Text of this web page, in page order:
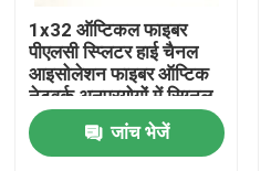
कारखाना भ्रमण
गुणवत्ता नियंत्रण
संपर्क करें
1x32 ऑप्टिकल फाइबर
पीएलसी स्प्लिटर हाई चैनल
आइसोलेशन फाइबर ऑप्टिक
नेटवर्क अनुप्रयोगों में सिग्नल
हस्तक्षेप को कम करना
जांच भेजें